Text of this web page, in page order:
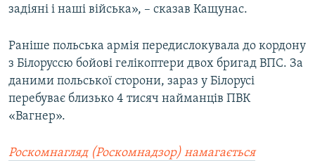
задіяні і наші війська», – сказав Кащунас.
Раніше польська армія передислокувала до кордону
з Білоруссю бойові гелікоптери двох бригад ВПС. За
даними польської сторони, зараз у Білорусі
перебуває близько 4 тисяч найманців ПВК
«Вагнер».
Роскомнагляд (Роскомнадзор) намагається